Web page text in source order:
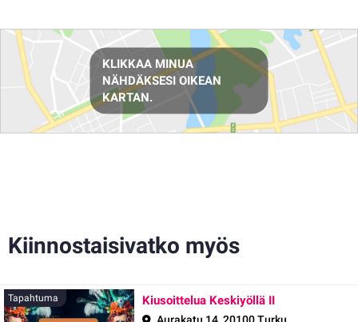
Reittiohjeet
KLIKKAA MINUA
NÄHDÄKSESI OIKEAN
KARTAN.
Kiinnostaisivatko myös
Tapahtuma Kiusoittelua Keskiyöllä IITapahtuma